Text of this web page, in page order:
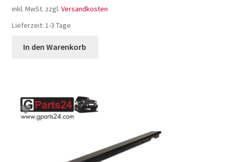
inkl. MwSt. zzgl. Versandkosten
Lieferzeit: 1-3 Tage
In den Warenkorb